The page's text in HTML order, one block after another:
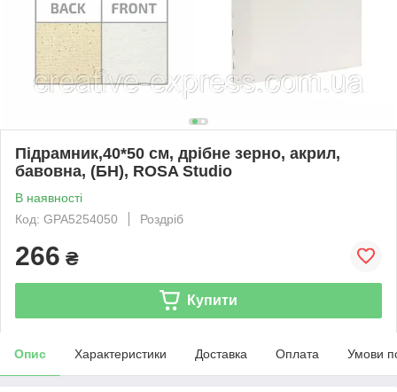
Підрамник,40*50 см, дрібне зерно, акрил,
бавовна, (БН), ROSA Studio
В наявності
Код: GPA5254050
Роздріб
266 ₴
Купити
Опис Характеристики Доставка Оплата Умови